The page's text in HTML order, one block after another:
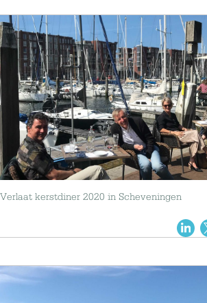
Verlaat kerstdiner 2020 in Scheveningen